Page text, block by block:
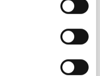
Nuclei on
black hole
outflows (UFOs),